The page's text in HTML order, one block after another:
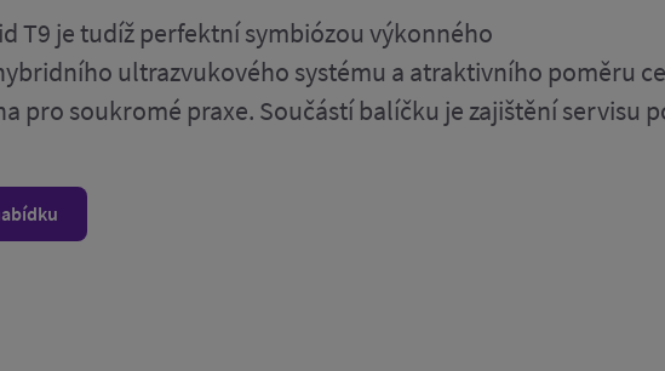
T9 je tudíž perfektní symbiózou výkonného
ultrazvukového systému a atraktivního poměru
pro soukromé praxe. Součástí balíčku je zajištění servisu